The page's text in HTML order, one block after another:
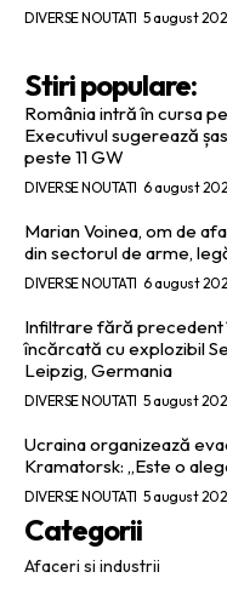
DIVERSE NOUTATI 5 august
Stiri populare:
România intră în cursa
Executivul sugerează
peste 11 GW
DIVERSE NOUTATI 6 august
Marian Voinea, om de
din sectorul de arme,
DIVERSE NOUTATI 6 august
Infiltrare fără precedent
încărcată cu explozibil
Leipzig, Germania
DIVERSE NOUTATI 5 august
Ucraina organizează
Kramatorsk: „Este o
DIVERSE NOUTATI 5 august
Categorii
Afaceri si industrii